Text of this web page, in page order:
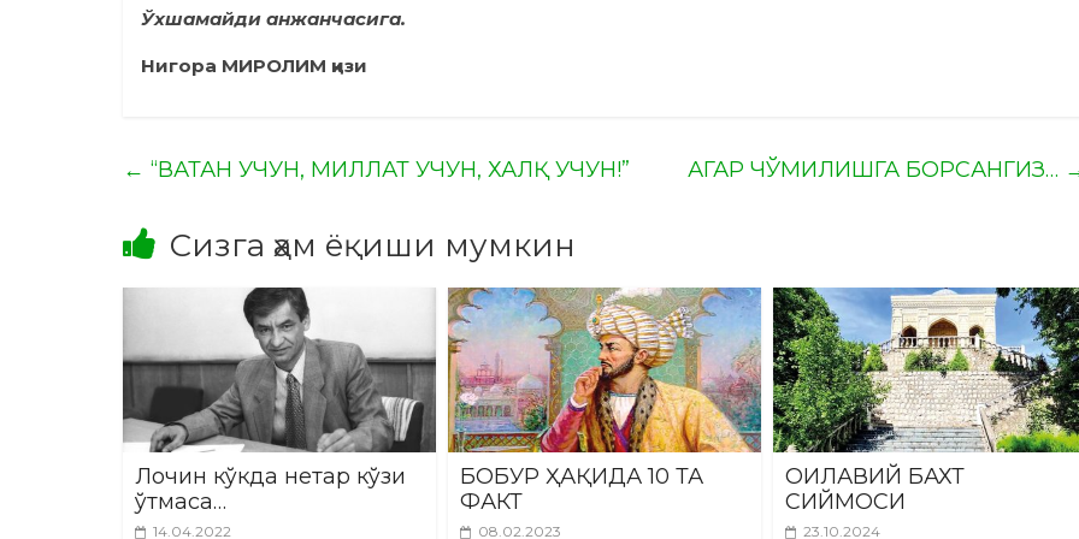
Ўхшамайди анжанчасига.
Нигора МИРОЛИМ қизи
← “ВАТАН УЧУН, МИЛЛАТ УЧУН, ХАЛҚ УЧУН!” АГАР ЧЎМИЛИШГА БОРСАНГИЗ…
Сизга ҳам ёқиши мумкин
Лочин кўкда нетар кўзи
ўтмаса…
14.04.2022
БОБУР ҲАҚИДА 10 ТА
ФАКТ
08.02.2023
ОИЛАВИЙ БАХТ
СИЙМОСИ
23.10.2024